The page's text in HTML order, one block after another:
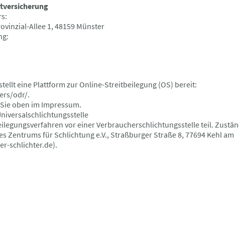
Allee 1, 48159 Münster
eine Plattform zur Online-Streitbeilegung (OS) bereit:
odr/.
oben im Impressum.
vor einer Verbraucherschlichtungsstelle teil.
Zentrums für Schlichtung e.V., Straßburger Straße 8, 77694 Kehl am
schlichter.de).